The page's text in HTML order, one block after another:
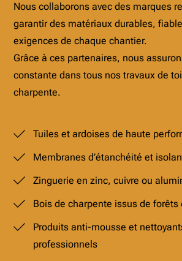
Nous collaborons avec des marques
garantir des matériaux durables,
exigences de chaque chantier.
Grâce à ces partenaires, nous
constante dans tous nos travaux de
charpente.
Tuiles et ardoises de haute
Membranes d’étanchéité et
Zinguerie en zinc, cuivre ou
Bois de charpente issus de
Produits anti-mousse et
professionnels